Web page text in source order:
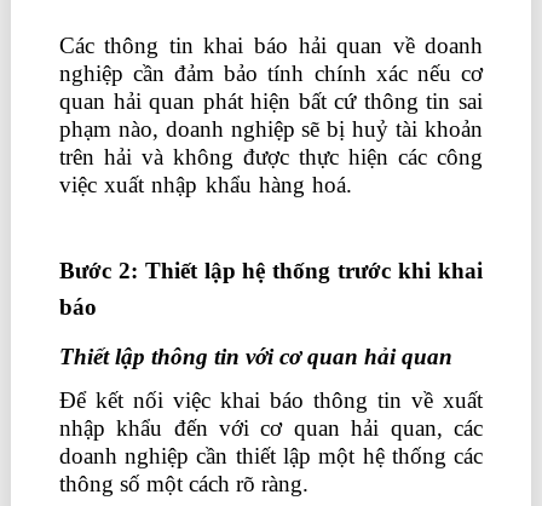
Các thông tin khai báo hải quan về doanh
nghiệp cần đảm bảo tính chính xác nếu cơ
quan hải quan phát hiện bất cứ thông tin sai
phạm nào, doanh nghiệp sẽ bị huỷ tài khoản
trên hải và không được thực hiện các công
việc xuất nhập khẩu hàng hoá.
Bước 2: Thiết lập hệ thống trước khi khai
báo
Thiết lập thông tin với cơ quan hải quan
Để kết nối việc khai báo thông tin về xuất
nhập khẩu đến với cơ quan hải quan, các
doanh nghiệp cần thiết lập một hệ thống các
thông số một cách rõ ràng.